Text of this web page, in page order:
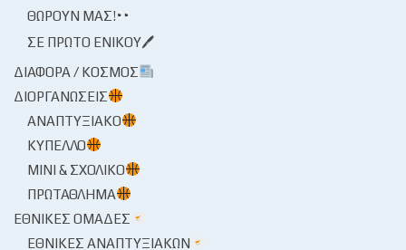
ΘΩΡΟΎΝ ΜΑΣ!
ΣΕ ΠΡΏΤΟ ΕΝΙΚΟΎ🖊
ΔΙΆΦΟΡΑ / ΚΌΣΜΟΣ
ΔΙΟΡΓΑΝΏΣΕΙΣ
ΑΝΑΠΤΥΞΙΑΚΌ
ΚΎΠΕΛΛΟ
ΜΊΝΙ & ΣΧΟΛΙΚΌ
ΠΡΩΤΆΘΛΗΜΑ
ΕΘΝΙΚΈΣ ΟΜΆΔΕΣ
ΕΘΝΙΚΈΣ ΑΝΑΠΤΥΞΙΑΚΏΝ